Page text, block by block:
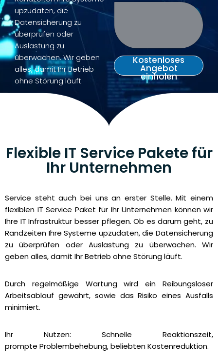
upzudaten, die
Datensicherung zu
überprüfen oder
Auslastung zu
überwachen. Wir geben
alles, damit Ihr Betrieb
ohne Störung läuft.
Kostenloses
Angebot
einholen
Flexible IT Service Pakete für
Ihr Unternehmen
Service steht auch bei uns an erster Stelle. Mit einem
flexiblen IT Service Paket für Ihr Unternehmen können wir
Ihre IT Infrastruktur besser pflegen. Ob es darum geht, zu
Randzeiten Ihre Systeme upzudaten, die Datensicherung
zu überprüfen oder Auslastung zu überwachen. Wir
geben alles, damit Ihr Betrieb ohne Störung läuft.
Durch regelmäßige Wartung wird ein Reibungsloser
Arbeitsablauf gewährt, sowie das Risiko eines Ausfalls
minimiert.
Ihr Nutzen: Schnelle Reaktionszeit,
prompte Problembehebung, beliebten Kostenreduktion.